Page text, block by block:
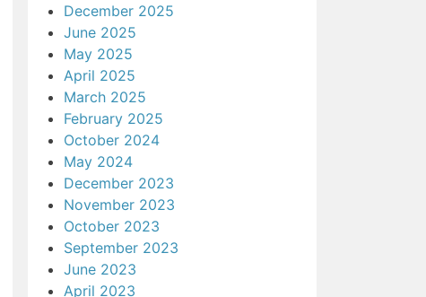
December 2025
June 2025
May 2025
April 2025
March 2025
February 2025
October 2024
May 2024
December 2023
November 2023
October 2023
September 2023
June 2023
April 2023